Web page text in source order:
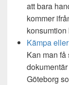
att bara
kommer
Kämpa
Kan man
Göteborg